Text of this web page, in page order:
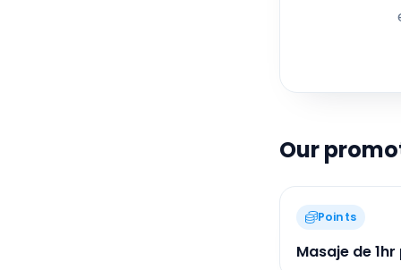
Our
Points
Masaje de